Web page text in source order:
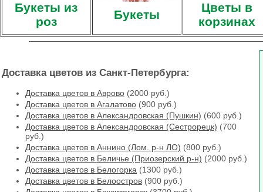
Букеты из
роз
Букеты
Цветы в
корзинах
Доставка цветов из Санкт-Петербурга:
Доставка цветов в Аврово (2000 руб.)
Доставка цветов в Агалатово (900 руб.)
Доставка цветов в Александровская (Пушкин) (600 руб.)
Доставка цветов в Александровская (Сестрорецк) (700
руб.)
Доставка цветов в Аннино (Лом. р-н ЛО) (800 руб.)
Доставка цветов в Беличье (Приозерский р-н) (2000 руб.)
Доставка цветов в Белогорка (1300 руб.)
Доставка цветов в Белоостров (900 руб.)